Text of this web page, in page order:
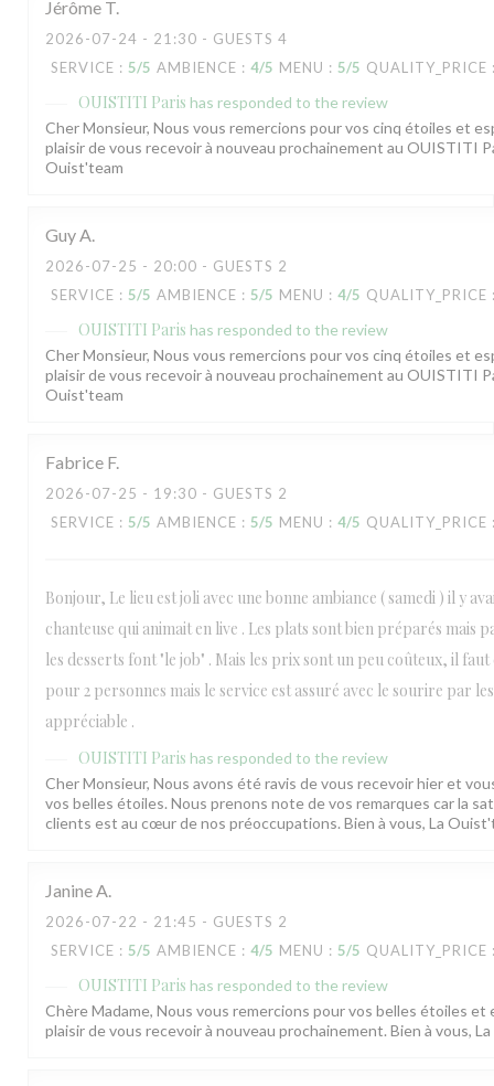
Jérôme T
2026-07-24 - 21:30 - GUESTS 4
SERVICE : 5/5 AMBIENCE : 4/5 MENU : 5/5 QUALITY_PRICE
OUISTITI Paris has responded to the review
Cher Monsieur, Nous vous remercions pour vos cinq étoiles et
plaisir de vous recevoir à nouveau prochainement au OUISTITI
Ouist'team
GuyA
2026-07-25 - 20:00 - GUESTS 2
SERVICE : 5/5 AMBIENCE : 5/5 MENU : 4/5 QUALITY_PRICE
OUISTITI Paris has responded to the review
Cher Monsieur, Nous vous remercions pour vos cinq étoiles et
plaisir de vous recevoir à nouveau prochainement au OUISTITI
Ouist'team
Fabrice F
2026-07-25 - 19:30 - GUESTS 2
SERVICE : 5/5 AMBIENCE : 5/5 MENU : 4/5 QUALITY_PRICE
Bonjour, Le lieu est joli avec une bonne ambiance ( samedi ) il y
chanteuse qui animait en live . Les plats sont bien préparés mais
les desserts font "le job" . Mais les prix sont un peu coûteux, il
pour 2 personnes mais le service est assuré avec le sourire par
appréciable .
OUISTITI Paris has responded to the review
Cher Monsieur, Nous avons été ravis de vous recevoir hier et
vos belles étoiles. Nous prenons note de vos remarques car la
clients est au cœur de nos préoccupations. Bien à vous, La
JanineA
2026-07-22 - 21:45 - GUESTS 2
SERVICE : 5/5 AMBIENCE : 4/5 MENU : 5/5 QUALITY_PRICE
OUISTITI Paris has responded to the review
Chère Madame, Nous vous remercions pour vos belles étoiles et
plaisir de vous recevoir à nouveau prochainement. Bien à vous,